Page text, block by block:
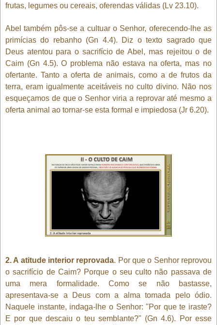
frutas, legumes ou cereais, oferendas válidas (Lv 23.10).
Abel também pôs-se a cultuar o Senhor, oferecendo-lhe as
primícias do rebanho (Gn 4.4). Diz o texto sagrado que
Deus atentou para o sacrifício de Abel, mas rejeitou o de
Caim (Gn 4.5). O problema não estava na oferta, mas no
ofertante. Tanto a oferta de animais, como a de frutos da
terra, eram igualmente aceitáveis no culto divino. Não nos
esqueçamos de que o Senhor viria a reprovar até mesmo a
oferta animal ao tornar-se esta formal e impiedosa (Jr 6.20).
2. A atitude interior reprovada. Por que o Senhor reprovou
o sacrifício de Caim? Porque o seu culto não passava de
uma mera formalidade. Como se não bastasse,
apresentava-se a Deus com a alma tomada pelo ódio.
Naquele instante, indaga-lhe o Senhor: "Por que te iraste?
E por que descaiu o teu semblante?" (Gn 4.6). Por esse